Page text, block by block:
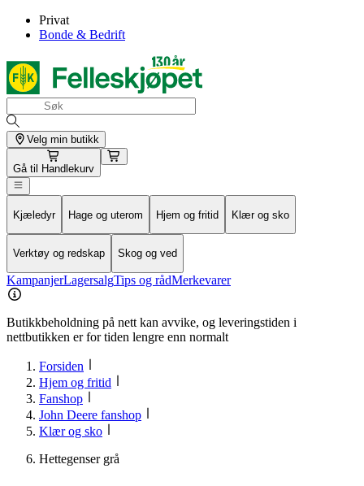
Privat
Bonde & Bedrift
Velg min butikk
Gå til Handlekurv
Kjæledyr Hage og uterom Hjem og fritid Klær og sko
Verktøy og redskap Skog og ved
KampanjerLagersalgTips og rådMerkevarer
Butikkbeholdning på nett kan avvike, og leveringstiden i
nettbutikken er for tiden lengre enn normalt
Forsiden
Hjem og fritid
Fanshop
John Deere fanshop
Klær og sko
Hettegenser grå